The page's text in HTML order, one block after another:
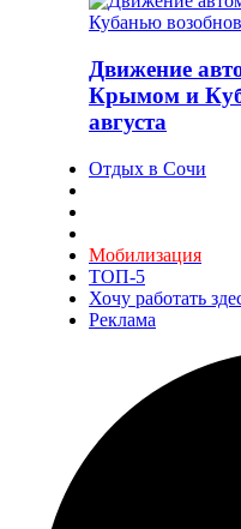
Движение
Крымом и
августа
Отдых в Сочи
Мобилизация
ТОП-5
Хочу работать
Реклама